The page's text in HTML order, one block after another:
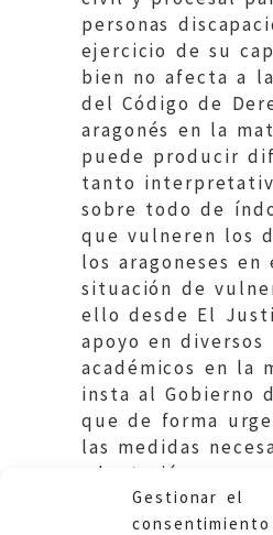
Gestionar el
personas
ejercicio de su
bien no afecta a
del Código de
aragonés en la
puede producir
tanto
sobre todo de
que vulneren los
los aragoneses en
situación de
ello desde El
apoyo en diversos
académicos en la
insta al Gobierno
que de forma
las medidas
adaptación o
normativa en la